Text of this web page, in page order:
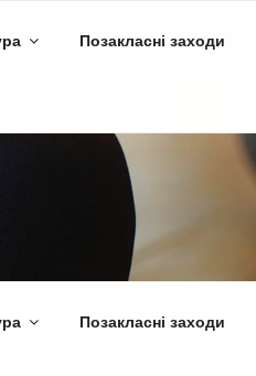
ТА
Позакласні заходи
Позакласні заходи